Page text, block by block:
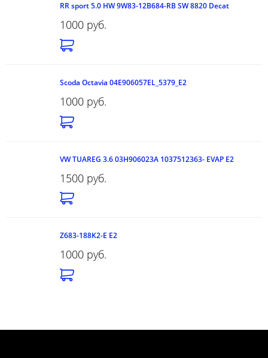
RR sport 5.0 HW 9W83-12B684-RB SW 8820 Decat
1000 руб.
Scoda Octavia 04E906057EL_5379_E2
1000 руб.
VW TUAREG 3.6 03H906023A 1037512363- EVAP E2
1500 руб.
Z683-188K2-E E2
1000 руб.